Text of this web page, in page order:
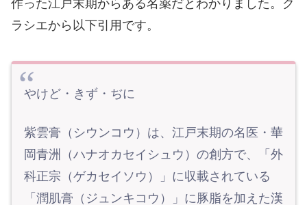
作った江戸末期からある名薬だとわかりました。ク
ラシエから以下引用です。
やけど・きず・ぢに
紫雲膏（シウンコウ）は、江戸末期の名医・華
岡青洲（ハナオカセイシュウ）の創方で、「外
科正宗（ゲカセイソウ）」に収載されている
「潤肌膏（ジュンキコウ）」に豚脂を加えた漢